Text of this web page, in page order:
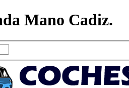
Mano Cadiz.